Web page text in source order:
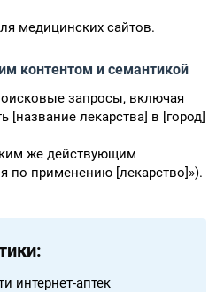
медицинских сайтов.
контентом и семантикой
запросы, включая
[название лекарства] в [город]
же действующим
по применению [лекарство]»).
интернет-аптек